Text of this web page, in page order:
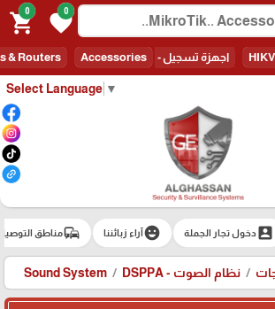
Select Language ▼
0
favorite
0
shopping_cart
اجهزة تسجيل - Recorders & Routers Accessories
account_boxدخول تجار الجملة emoji_emotionsآراء زبائننا commuteمناطق
نظام الصوت - Sound SystemDSPPA